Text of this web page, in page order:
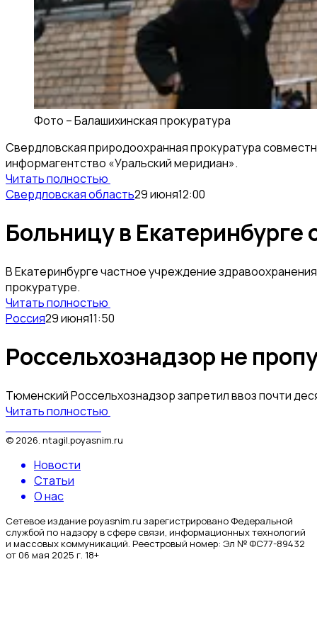
Фото –Балашихинская прокуратура
Свердловская природоохранная прокуратура
информагентство «Уральский меридиан».
Читать полностью
Свердловская область29 июня12:00
Больницу в Екатеринбурге
В Екатеринбурге частное учреждение
прокуратуре.
Читать полностью
Россия29 июня11:50
Россельхознадзор не
Тюменский Россельхознадзор запретил ввоз почти
Читать полностью
© 2026 ntagil.poyasnim.ru
Новости
Статьи
О нас
Сетевое издание poyasnim.ru зарегистрировано Федеральной
службой по надзору в сфере связи, информационных технологий
и массовых коммуникаций. Реестровый номер: Эл № ФС77-89432
от 06 мая 2025 г. 18+